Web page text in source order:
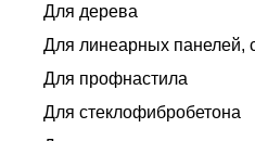
Для дерева
Для линеарных панелей,
Для профнастила
Для стеклофибробетона